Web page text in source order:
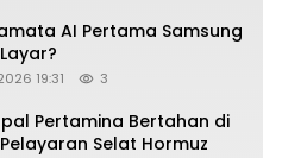
AI Pertama Samsung
19:31 3
Pertamina Bertahan di
Selat Hormuz